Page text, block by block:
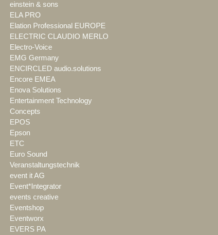
einstein & sons
ELA PRO
Elation Professional EUROPE
ELECTRIC CLAUDIO MERLO
Electro-Voice
EMG Germany
ENCIRCLED audio.solutions
Encore EMEA
Enova Solutions
Entertainment Technology
Concepts
EPOS
Epson
ETC
Euro Sound
Veranstaltungstechnik
event it AG
Event*Integrator
events creative
Eventshop
Eventworx
EVERS PA